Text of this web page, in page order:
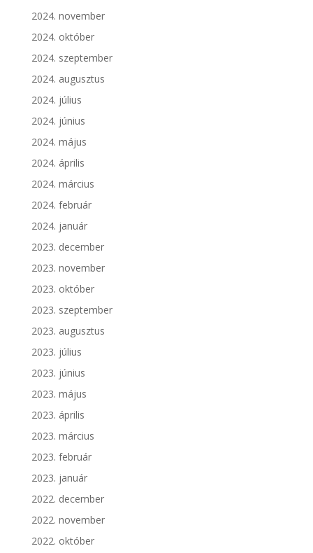
2024. november
2024. október
2024. szeptember
2024. augusztus
2024. július
2024. június
2024. május
2024. április
2024. március
2024. február
2024. január
2023. december
2023. november
2023. október
2023. szeptember
2023. augusztus
2023. július
2023. június
2023. május
2023. április
2023. március
2023. február
2023. január
2022. december
2022. november
2022. október